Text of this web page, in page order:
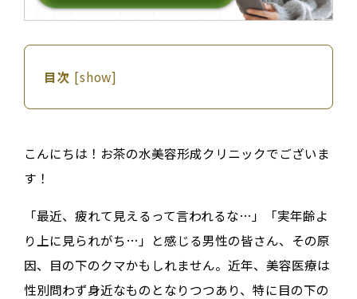
目次 [show]
こんにちは！お茶の水美容形成クリニックでございま
す！
「最近、疲れて見えるって言われるな…」「実年齢よ
り上に見られがち…」と感じる男性の皆さん、その原
因、目の下のクマかもしれません。近年、美容医療は
性別問わず身近なものとなりつつあり、特に目の下の